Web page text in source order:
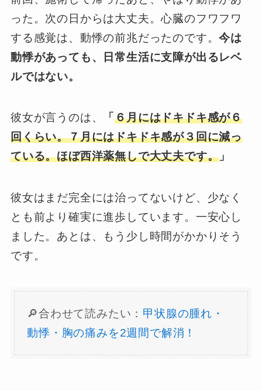
った。次の日からは大丈夫。心臓のフワフワ
する感覚は、動悸の前兆だったのです。今は
動悸があっても、日常生活に支障が出るレベ
ルではない。
彼女が言うのは、 「６月にはドキドキ感が６
回くらい。７月にはドキドキ感が３回に減っ
ている。ほぼ西洋薬無しで大丈夫です。 」
彼女はまだ完全には治ってないけど、少なく
とも前より確実に進歩しています。一安心し
ました。あとは、もう少し時間がかかりそう
です。
🔎合わせて読みたい： 甲状腺の腫れ・
動悸・胸の痛みを2週間で解消！